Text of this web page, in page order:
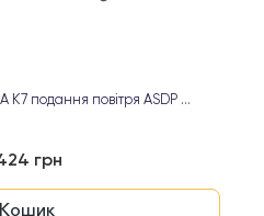
K7 подання повітря ASDP ...
грн